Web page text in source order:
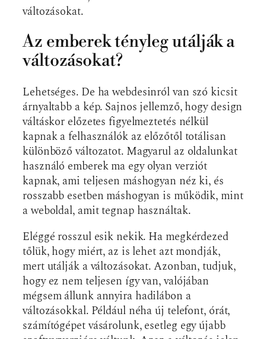
változásokat.
Az emberek tényleg utálják a
változásokat?
Lehetséges. De ha webdesinról van szó kicsit
árnyaltabb a kép. Sajnos jellemző, hogy design
váltáskor előzetes figyelmeztetés nélkül
kapnak a felhasználók az előzőtől totálisan
különböző változatot. Magyarul az oldalunkat
használó emberek ma egy olyan verziót
kapnak, ami teljesen máshogyan néz ki, és
rosszabb esetben máshogyan is működik, mint
a weboldal, amit tegnap használtak.
Eléggé rosszul esik nekik. Ha megkérdezed
tőlük, hogy miért, az is lehet azt mondják,
mert utálják a változásokat. Azonban, tudjuk,
hogy ez nem teljesen így van, valójában
mégsem állunk annyira hadilábon a
változásokkal. Például néha új telefont, órát,
számítógépet vásárolunk, esetleg egy újabb